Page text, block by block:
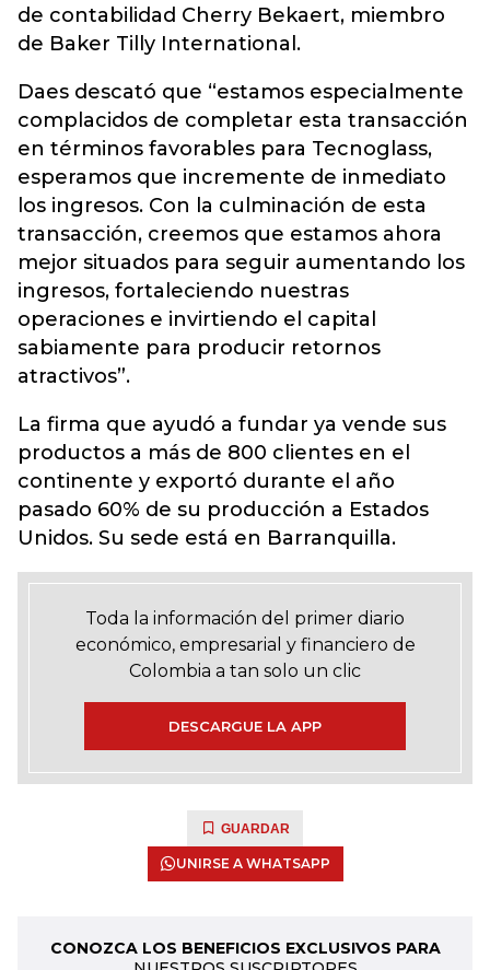
de contabilidad Cherry Bekaert, miembro
de Baker Tilly International.
Daes descató que “estamos especialmente
complacidos de completar esta transacción
en términos favorables para Tecnoglass,
esperamos que incremente de inmediato
los ingresos. Con la culminación de esta
transacción, creemos que estamos ahora
mejor situados para seguir aumentando los
ingresos, fortaleciendo nuestras
operaciones e invirtiendo el capital
sabiamente para producir retornos
atractivos”.
La firma que ayudó a fundar ya vende sus
productos a más de 800 clientes en el
continente y exportó durante el año
pasado 60% de su producción a Estados
Unidos. Su sede está en Barranquilla.
Toda la información del primer diario
económico, empresarial y financiero de
Colombia a tan solo un clic
DESCARGUE LA APP
GUARDAR
UNIRSE A WHATSAPP
CONOZCA LOS BENEFICIOS EXCLUSIVOS PARA